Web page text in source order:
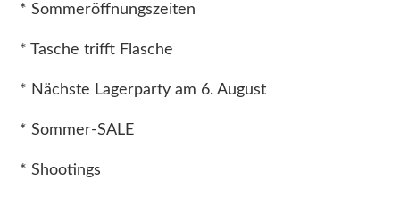
* Sommeröffnungszeiten
* Tasche trifft Flasche
* Nächste Lagerparty am 6. August
* Sommer-SALE
* Shootings